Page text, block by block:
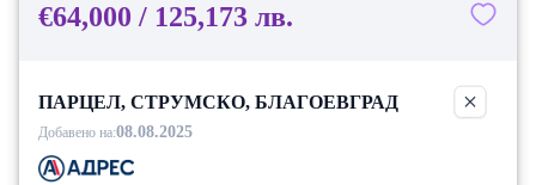
€64,000 / 125,173 лв.
ПАРЦЕЛ, СТРУМСКО, БЛАГОЕВГРАД
Добавено на:08.08.2025